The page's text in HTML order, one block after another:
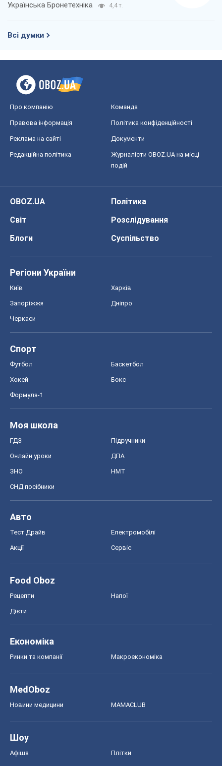
Українська Бронетехніка 4,4 т.
Всі думки
Про компанію Команда
Правова інформація Політика конфіденційності
Реклама на сайті Документи
Редакційна політика
Журналісти OBOZ.UA на місці
подій
OBOZ.UA
Політика
Світ
Розслідування
Блоги
Суспільство
Регіони України
Київ Харків
Запоріжжя Дніпро
Черкаси
Спорт
Футбол Баскетбол
Хокей Бокс
Формула-1
Моя школа
ГДЗ Підручники
Онлайн уроки ДПА
ЗНО НМТ
СНД посібники
Авто
Тест Драйв Електромобілі
Акції Сервіс
Food Oboz
Рецепти Напої
Дієти
Економіка
Ринки та компанії Макроекономіка
MedOboz
Новини медицини MAMACLUB
Шоу
Афіша Плітки